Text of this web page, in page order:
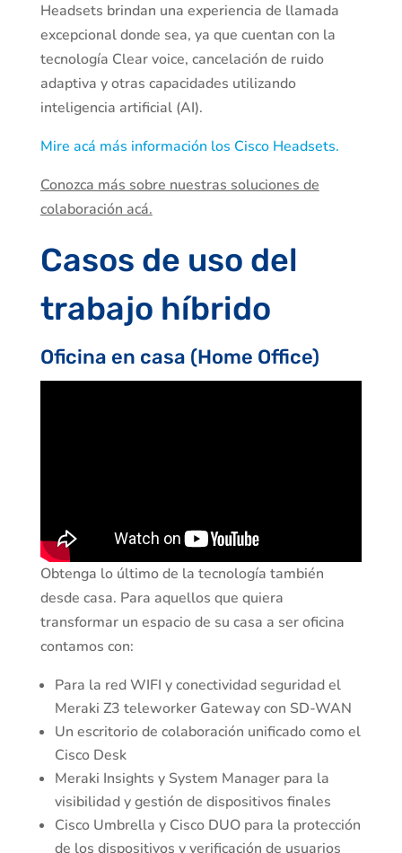
Headsets brindan una experiencia de llamada
excepcional donde sea, ya que cuentan con la
tecnología Clear voice, cancelación de ruido
adaptiva y otras capacidades utilizando
inteligencia artificial (AI).
Mire acá más información los Cisco Headsets.
Conozca más sobre nuestras soluciones de
colaboración acá.
Casos de uso del
trabajo híbrido
Oficina en casa (Home Office)
Obtenga lo último de la tecnología también
desde casa. Para aquellos que quiera
transformar un espacio de su casa a ser oficina
contamos con:
Para la red WIFI y conectividad seguridad el
Meraki Z3 teleworker Gateway con SD-WAN
Un escritorio de colaboración unificado como el
Cisco Desk
Meraki Insights y System Manager para la
visibilidad y gestión de dispositivos finales
Cisco Umbrella y Cisco DUO para la protección
de los dispositivos y verificación de usuarios